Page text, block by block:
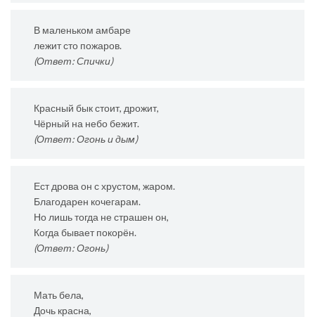
В маленьком амбаре
лежит сто пожаров.
(Ответ: Спички)
Красный бык стоит, дрожит,
Чёрный на небо бежит.
(Ответ: Огонь и дым)
Ест дрова он с хрустом, жаром.
Благодарен кочегарам.
Но лишь тогда не страшен он,
Когда бывает покорён.
(Ответ: Огонь)
Мать бела,
Дочь красна,